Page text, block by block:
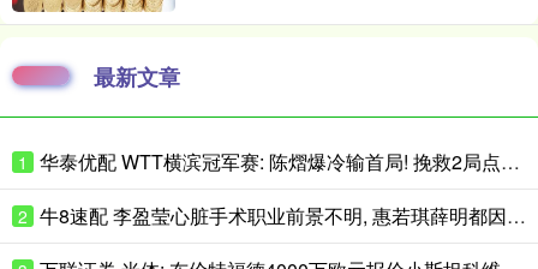
最新文章
1 华泰优配 WTT横滨冠军赛: 陈熠爆冷输首局! 挽救2局点惜败, 李恩惠2分险胜
2 牛8速配 李盈莹心脏手术职业前景不明, 惠若琪薛明都因此退役, 女排需朱婷回归